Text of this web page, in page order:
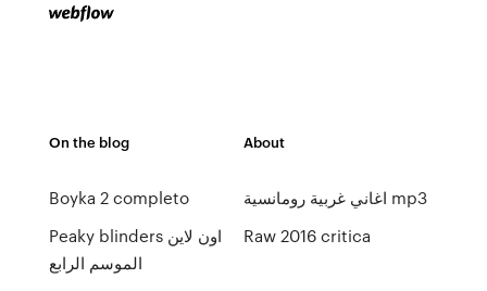
On the blog
Boyka 2 completo
Peaky blinders اون لاين
الموسم الرابع
About
اغاني غربية رومانسية mp3
Raw 2016 critica